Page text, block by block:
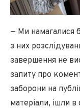
— Ми намагалися
з них
завершення не
запиту про
заборони на
матеріали, ішли